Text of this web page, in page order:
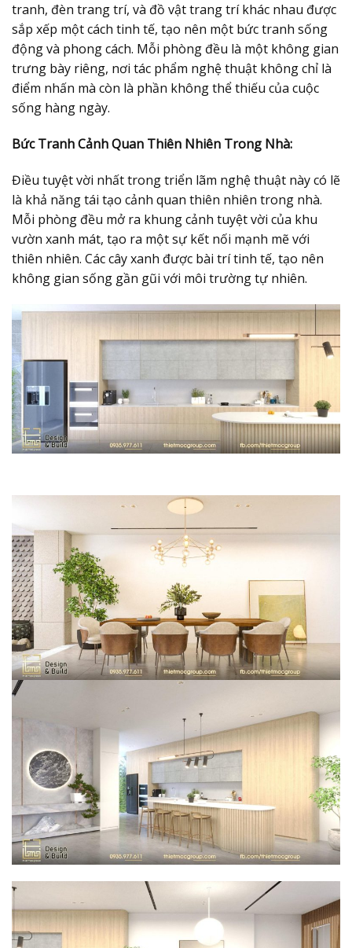
tranh, đèn trang trí, và đồ vật trang trí khác nhau được
sắp xếp một cách tinh tế, tạo nên một bức tranh sống
động và phong cách. Mỗi phòng đều là một không gian
trưng bày riêng, nơi tác phẩm nghệ thuật không chỉ là
điểm nhấn mà còn là phần không thể thiếu của cuộc
sống hàng ngày.
Bức Tranh Cảnh Quan Thiên Nhiên Trong Nhà:
Điều tuyệt vời nhất trong triển lãm nghệ thuật này có lẽ
là khả năng tái tạo cảnh quan thiên nhiên trong nhà.
Mỗi phòng đều mở ra khung cảnh tuyệt vời của khu
vườn xanh mát, tạo ra một sự kết nối mạnh mẽ với
thiên nhiên. Các cây xanh được bài trí tinh tế, tạo nên
không gian sống gần gũi với môi trường tự nhiên.